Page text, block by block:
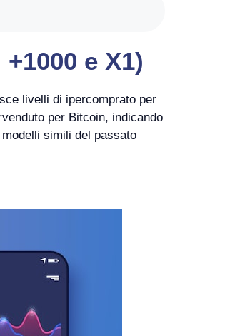
e X1)
livelli di ipercomprato per
per Bitcoin, indicando
simili del passato